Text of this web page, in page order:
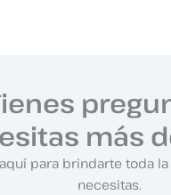
más
para brindarte toda
necesitas.